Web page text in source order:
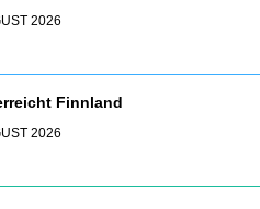
2026
Finnland
2026